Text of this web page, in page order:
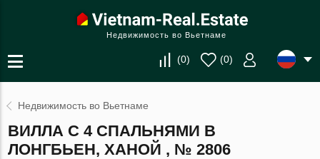
Недвижимость во Вьетнаме
(0) (0)
Недвижимость во Вьетнаме
ВИЛЛА С 4 СПАЛЬНЯМИ В
ЛОНГБЬЕН, ХАНОЙ , № 2806